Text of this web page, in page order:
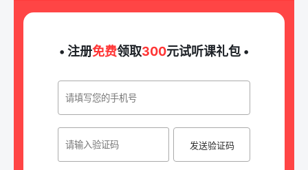
• 注册免费领取300元试听课礼包 •
发送验证码